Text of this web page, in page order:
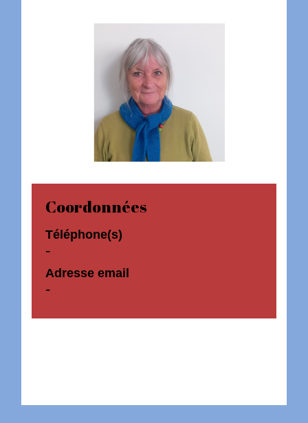
Coordonnées
Téléphone(s)
-
Adresse email
-